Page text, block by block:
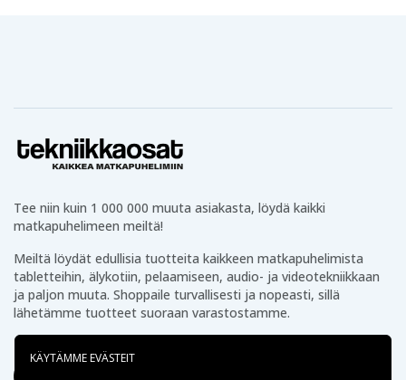
Tee niin kuin 1 000 000 muuta asiakasta, löydä kaikki
matkapuhelimeen meiltä!
Meiltä löydät edullisia tuotteita kaikkeen matkapuhelimista
tabletteihin, älykotiin, pelaamiseen, audio- ja videotekniikkaan
ja paljon muuta. Shoppaile turvallisesti ja nopeasti, sillä
lähetämme tuotteet suoraan varastostamme.
KÄYTÄMME EVÄSTEIT